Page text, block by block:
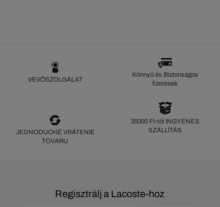
VEVŐSZOLGÁLAT
Könnyű és Biztonságos
fizetések
JEDNODUCHÉ VRÁTENIE
TOVARU
35000 Ft-tól INGYENES
SZÁLLÍTÁS
Regisztrálj a Lacoste-hoz